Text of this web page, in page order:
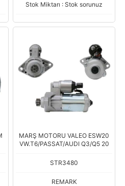
Stok Miktarı : Stok sorunuz
MARŞ MOTORU VALEO ESW20
VW.T6/PASSAT/AUDI Q3/Q5 20
STR3480
REMARK